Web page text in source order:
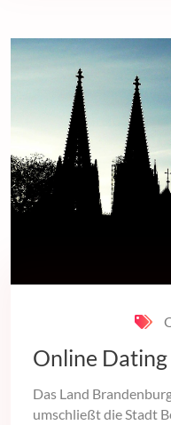
Online
Das Land
umschließt die Stadt